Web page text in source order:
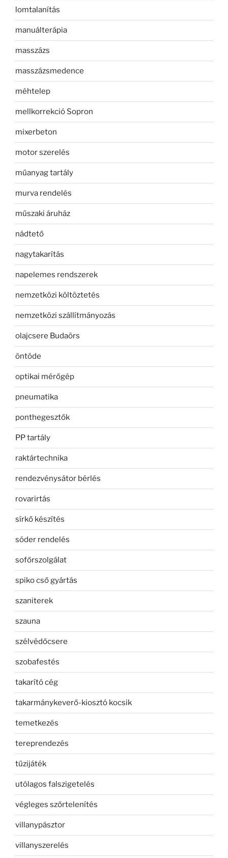
lomtalanítás
manuálterápia
masszázs
masszázsmedence
méhtelep
mellkorrekció Sopron
mixerbeton
motor szerelés
műanyag tartály
murva rendelés
műszaki áruház
nádtető
nagytakarítás
napelemes rendszerek
nemzetközi költöztetés
nemzetközi szállítmányozás
olajcsere Budaörs
öntöde
optikai mérőgép
pneumatika
ponthegesztők
PP tartály
raktártechnika
rendezvénysátor bérlés
rovarirtás
sírkő készítés
sóder rendelés
sofőrszolgálat
spiko cső gyártás
szaniterek
szauna
szélvédőcsere
szobafestés
takarító cég
takarmánykeverő-kiosztó kocsik
temetkezés
tereprendezés
tűzijáték
utólagos falszigetelés
végleges szőrtelenítés
villanypásztor
villanyszerelés